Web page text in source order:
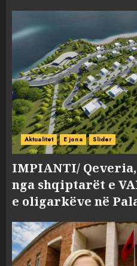
Aktualitet E jona Slider
IMPIANTI/
nga shqiptarët e
e oligarkëve në